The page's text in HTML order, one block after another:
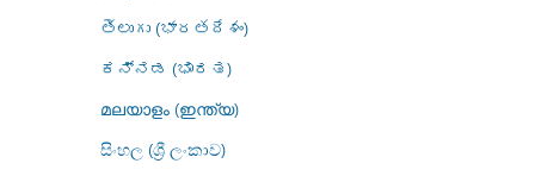
తెలుగు (భారతదేశం)
ಕನ್ನಡ (ಭಾರತ)
മലയാളം (ഇന്ത്യ)
සිංහල (ශ්‍රී ලංකාව)